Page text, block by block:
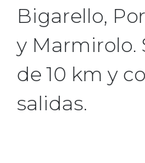
Bigarello,
y Marmirolo.
de 10 km y
salidas.